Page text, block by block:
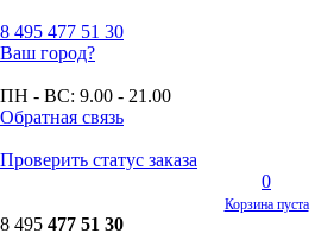
8 495 477 51 30
Ваш город?
ПН - ВС: 9.00 - 21.00
Обратная связь
Проверить статус заказа
0
Корзина пуста
8 495 477 51 30